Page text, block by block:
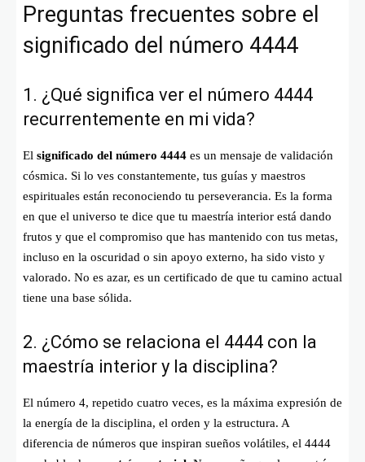
Preguntas frecuentes sobre el
significado del número 4444
1. ¿Qué significa ver el número 4444
recurrentemente en mi vida?
El significado del número 4444 es un mensaje de validación
cósmica. Si lo ves constantemente, tus guías y maestros
espirituales están reconociendo tu perseverancia. Es la forma
en que el universo te dice que tu maestría interior está dando
frutos y que el compromiso que has mantenido con tus metas,
incluso en la oscuridad o sin apoyo externo, ha sido visto y
valorado. No es azar, es un certificado de que tu camino actual
tiene una base sólida.
2. ¿Cómo se relaciona el 4444 con la
maestría interior y la disciplina?
El número 4, repetido cuatro veces, es la máxima expresión de
la energía de la disciplina, el orden y la estructura. A
diferencia de números que inspiran sueños volátiles, el 4444